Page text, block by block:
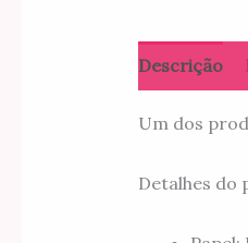
Descrição
Um dos
Detalhes do